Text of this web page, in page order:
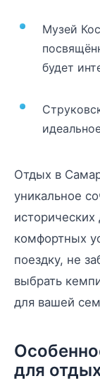
Музей
будет
Отдых в
уникальное
комфортных
поездку, не
выбрать
для вашей
для